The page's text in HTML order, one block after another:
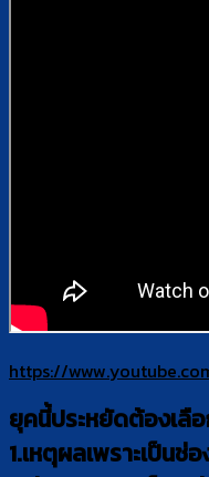
https://
ยุคนี้ประหยัดต้องเลื
1.เหตุผลเพราะเป็นช่